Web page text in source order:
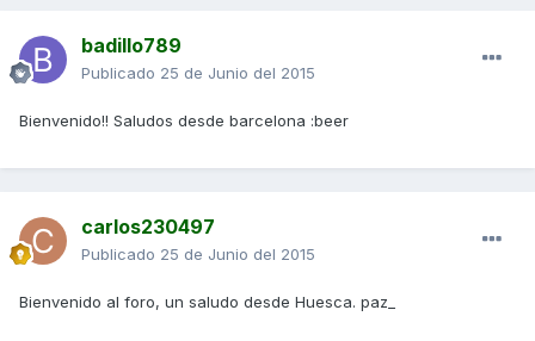
badillo789
Publicado 25 de Junio del 2015
Bienvenido!! Saludos desde barcelona :beer
carlos230497
Publicado 25 de Junio del 2015
Bienvenido al foro, un saludo desde Huesca. paz_